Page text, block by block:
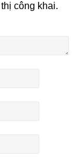
công khai.